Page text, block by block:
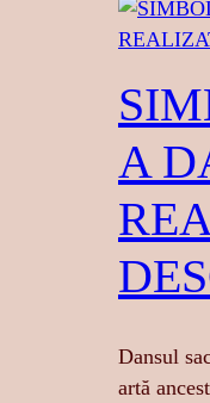
A
Dansul
artă